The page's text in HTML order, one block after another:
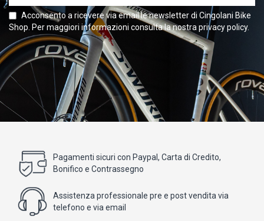
Acconsento a ricevere via email le newsletter di Cingolani Bike
Shop. Per maggiori informazioni consulta la nostra privacy policy.
Pagamenti sicuri con Paypal, Carta di Credito,
Bonifico e Contrassegno
Assistenza professionale pre e post vendita via
telefono e via email